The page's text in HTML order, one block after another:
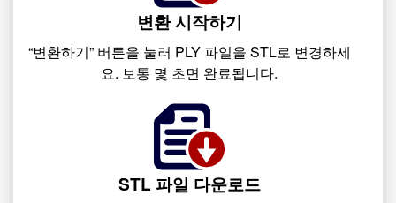
변환 시작하기
“변환하기” 버튼을 눌러 PLY 파일을 STL로 변경하세
요. 보통 몇 초면 완료됩니다.
STL 파일 다운로드